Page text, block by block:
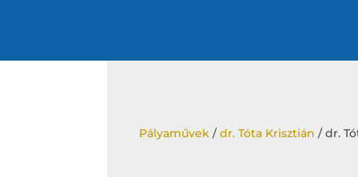
Pályaművek /dr. Tóta Krisztián / dr.